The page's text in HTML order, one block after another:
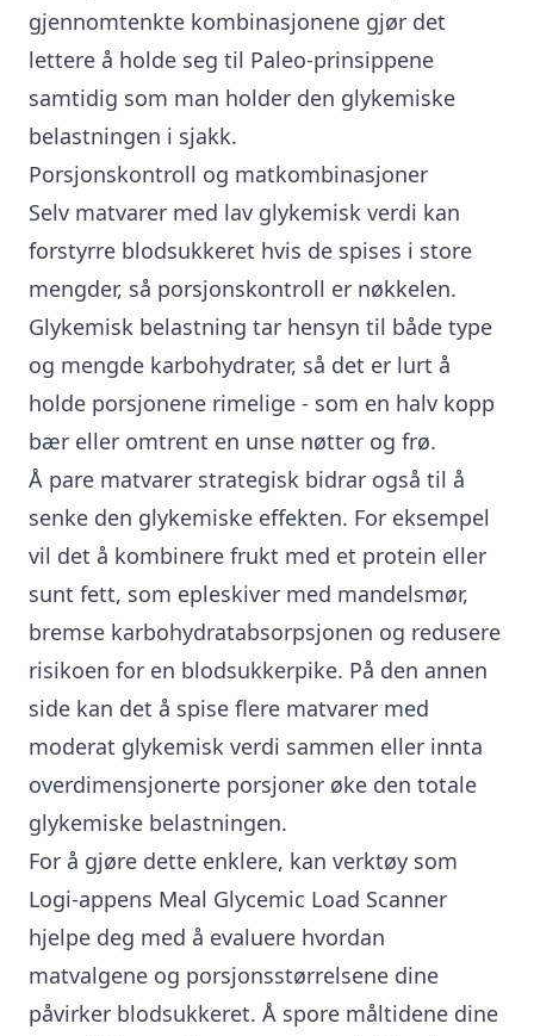
gjennomtenkte kombinasjonene gjør det
lettere å holde seg til Paleo-prinsippene
samtidig som man holder den glykemiske
belastningen i sjakk.
Porsjonskontroll og matkombinasjoner
Selv matvarer med lav glykemisk verdi kan
forstyrre blodsukkeret hvis de spises i store
mengder, så porsjonskontroll er nøkkelen.
Glykemisk belastning tar hensyn til både type
og mengde karbohydrater, så det er lurt å
holde porsjonene rimelige - som en halv kopp
bær eller omtrent en unse nøtter og frø.
Å pare matvarer strategisk bidrar også til å
senke den glykemiske effekten. For eksempel
vil det å kombinere frukt med et protein eller
sunt fett, som epleskiver med mandelsmør,
bremse karbohydratabsorpsjonen og redusere
risikoen for en blodsukkerpike. På den annen
side kan det å spise flere matvarer med
moderat glykemisk verdi sammen eller innta
overdimensjonerte porsjoner øke den totale
glykemiske belastningen.
For å gjøre dette enklere, kan verktøy som
Logi-appens Meal Glycemic Load Scanner
hjelpe deg med å evaluere hvordan
matvalgene og porsjonsstørrelsene dine
påvirker blodsukkeret. Å spore måltidene dine